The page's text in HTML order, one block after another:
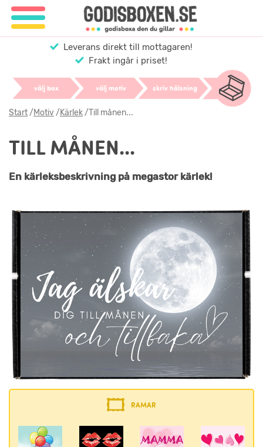
Leverans direkt till mottagaren!
Frakt ingår i priset!
välj box välj motiv skriv hälsning
Start/Motiv/Kärlek/Till månen...
TILL MÅNEN...
En kärleksbeskrivning på megastor kärlek!
RAMAR